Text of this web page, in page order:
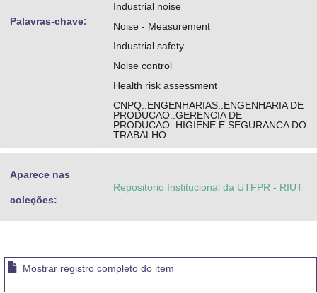
Palavras-chave:
Industrial noise
Noise - Measurement
Industrial safety
Noise control
Health risk assessment
CNPQ::ENGENHARIAS::ENGENHARIA DE
PRODUCAO::GERENCIA DE
PRODUCAO::HIGIENE E SEGURANCA DO
TRABALHO
Aparece nas
coleções:
Repositorio Institucional da UTFPR - RIUT
Mostrar registro completo do item